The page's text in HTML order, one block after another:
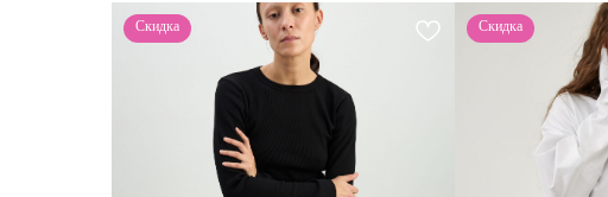
Скидка Скидка